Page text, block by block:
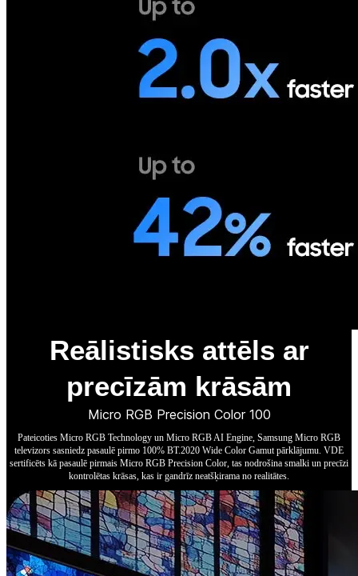
Reālistisks attēls ar
precīzām krāsām
Micro RGB Precision Color 100
Pateicoties Micro RGB Technology un Micro RGB AI Engine, Samsung Micro RGB
televizors sasniedz pasaulē pirmo 100% BT.2020 Wide Color Gamut pārklājumu. VDE
sertificēts kā pasaulē pirmais Micro RGB Precision Color, tas nodrošina smalki un precīzi
kontrolētas krāsas, kas ir gandrīz neatšķirama no realitātes.